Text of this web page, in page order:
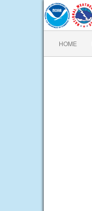
HOME